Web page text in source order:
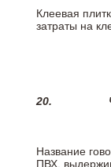
Клеевая
затраты на
20.
Название
ПВХ,